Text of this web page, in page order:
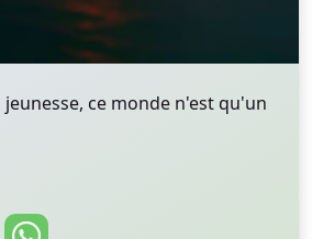
ce monde n'est qu'un